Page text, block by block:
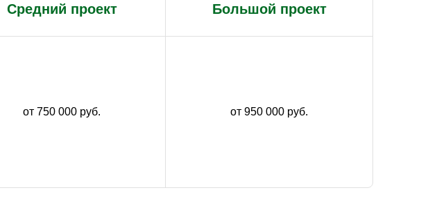
Средний проект Большой проект
от 750 000 руб. от 950 000 руб.